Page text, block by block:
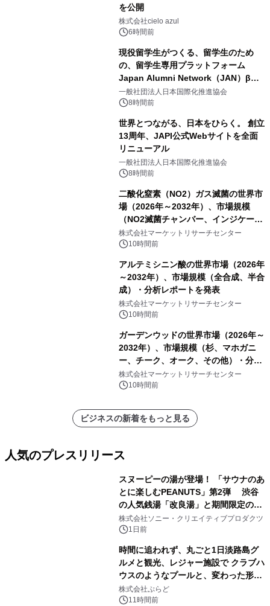
を公開
株式会社cielo azul
6時間前
現役留学生がつくる、留学生のため
の、留学生専用プラットフォーム
Japan Alumni Network（JAN）β版
をリリース
一般社団法人日本国際化推進協会
8時間前
世界とつながる、日本をひらく。 創立
13周年、JAPI公式Webサイトを全面
リニューアル
一般社団法人日本国際化推進協会
8時間前
二酸化窒素（NO2）ガス滅菌の世界市
場（2026年～2032年）、市場規模
（NO2滅菌チャンバー、インジケータ
ーおよびモニタリングシステム、その
他）・分析レポートを発表
株式会社マーケットリサーチセンター
10時間前
アルテミシニン酸の世界市場（2026年
～2032年）、市場規模（全合成、半合
成）・分析レポートを発表
株式会社マーケットリサーチセンター
10時間前
ガーデンウッドの世界市場（2026年～
2032年）、市場規模（杉、マホガニ
ー、チーク、オーク、その他）・分析
レポートを発表
株式会社マーケットリサーチセンター
10時間前
ビジネスの新着をもっと見る
人気のプレスリリース
スヌーピーの湯が登場！ 「サウナのあ
とに楽しむPEANUTS」第2弾 渋谷
の人気銭湯「改良湯」と期間限定のコ
ラボレーション サウナイキタイコラ
ボグッズも発売決定！
株式会社ソニー・クリエイティブプロダクツ
1日前
時間に追われず、丸ごと1日淡路島グ
ルメと観光、レジャー施設で クラブハ
ウスのようなプールと、変わった形の
サウナも 「THE BOXY AWAJI」のお
得な素泊まり連泊プランで
株式会社ぷらど
11時間前